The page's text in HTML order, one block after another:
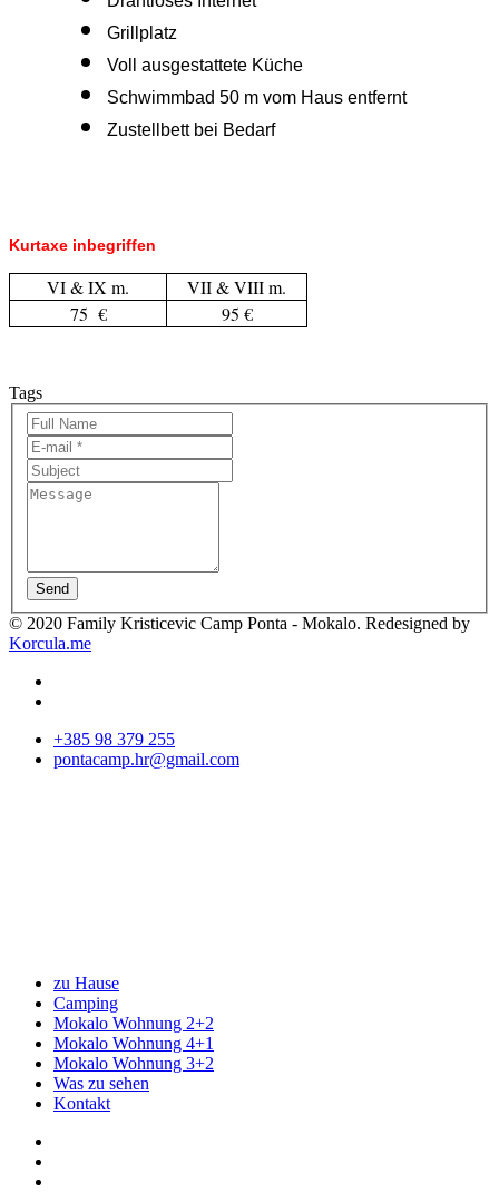
Grillplatz
Voll ausgestattete Küche
Schwimmbad 50 m vom Haus entfernt
Zustellbett bei Bedarf
Kurtaxe inbegriffen
VI & IX m.
VII & VIII m.
75 €
95 €
Tags
Send
© 2020 Family Kristicevic Camp Ponta - Mokalo. Redesigned by
Korcula.me
+385 98 379 255
pontacamp.hr@gmail.com
zu Hause
Camping
Mokalo Wohnung 2+2
Mokalo Wohnung 4+1
Mokalo Wohnung 3+2
Was zu sehen
Kontakt